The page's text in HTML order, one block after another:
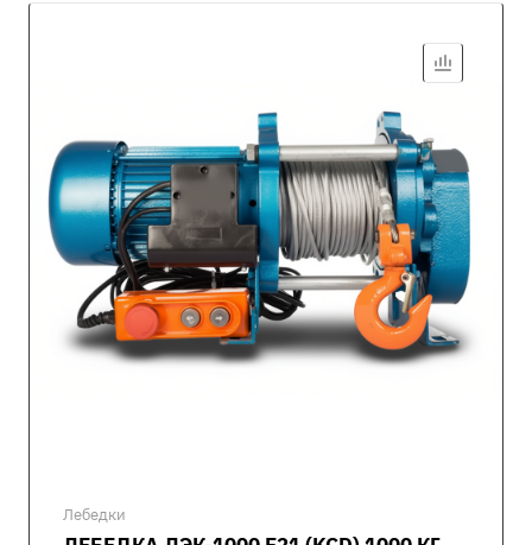
Лебедки